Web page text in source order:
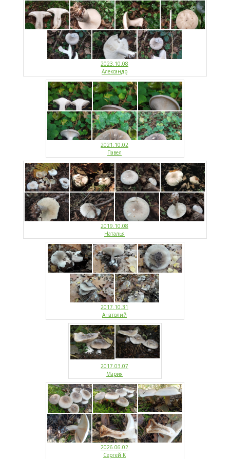
2023.10.08
Александр
2021.10.02
Павел
2019.10.08
Наталья
2017.10.31
Анатолий
2017.03.07
Мария
2026.06.02
Сергей К